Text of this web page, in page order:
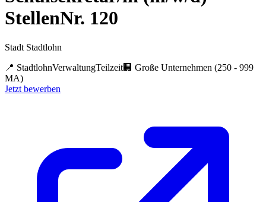
StellenNr. 120
Stadt Stadtlohn
📍 StadtlohnVerwaltungTeilzeit🏢 Große Unternehmen (250 - 999
MA)
Jetzt bewerben